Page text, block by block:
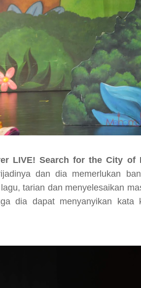
LIVE! Search for the City of
dan dia memerlukan
tarian dan menyelesaikan
dia dapat menyanyikan kata